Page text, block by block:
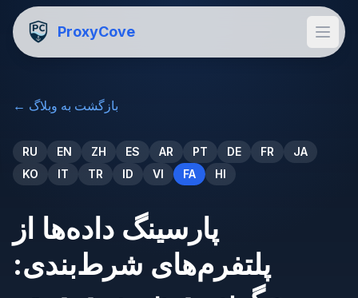
ProxyCove
← بازگشت به وبلاگ
RU EN ZH ES AR PT DE FR
JA
KO
IT TR ID VI FA HI
پارسینگ داده‌ها از
پلتفرم‌های شرط‌بندی: